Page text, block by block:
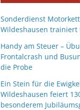
Sonderdienst
Wildeshausen
Handy am Steuer –
Frontalcrash und
die Probe
Ein Stein für die
Wildeshausen feiert
besonderem